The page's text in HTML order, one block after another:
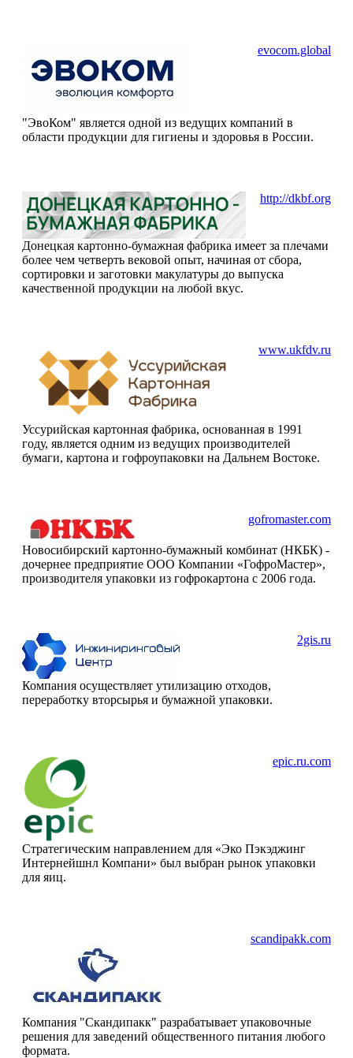
evocom.global
"ЭвоКом" является одной из ведущих компаний в
области продукции для гигиены и здоровья в России.
http://dkbf.org
Донецкая картонно-бумажная фабрика имеет за плечами
более чем четверть вековой опыт, начиная от сбора,
сортировки и заготовки макулатуры до выпуска
качественной продукции на любой вкус.
www.ukfdv.ru
Уссурийская картонная фабрика, основанная в 1991
году, является одним из ведущих производителей
бумаги, картона и гофроупаковки на Дальнем Востоке.
gofromaster.com
Новосибирский картонно-бумажный комбинат (НКБК) -
дочернее предприятие ООО Компании «ГофроМастер»,
производителя упаковки из гофрокартона с 2006 года.
2gis.ru
Компания осуществляет утилизацию отходов,
переработку вторсырья и бумажной упаковки.
epic.ru.com
Стратегическим направлением для «Эко Пэкэджинг
Интернейшнл Компани» был выбран рынок упаковки
для яиц.
scandipakk.com
Компания "Скандипакк" разрабатывает упаковочные
решения для заведений общественного питания любого
формата.